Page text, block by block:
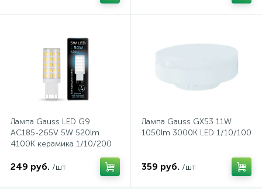
Лампа Gauss LED G9
AC185-265V 5W 520lm
4100K керамика 1/10/200
249 руб. /шт
Лампа Gauss GX53 11W
1050lm 3000K LED 1/10/100
359 руб. /шт
Розеточные колодки и катушки для удлинителей
Самозажимные клеммники и клеммные колодки
Сетевые кабели (витая пара)